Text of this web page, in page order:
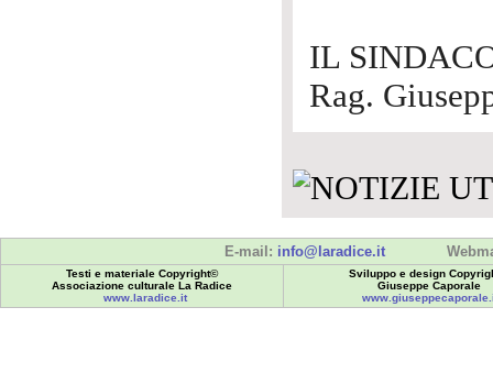
IL
Rag.
E-mail: info@laradice.it
Testi e materiale Copyright©
Associazione culturale La Radice
www.laradice.it
Sviluppo e design
Giuseppe Caporale